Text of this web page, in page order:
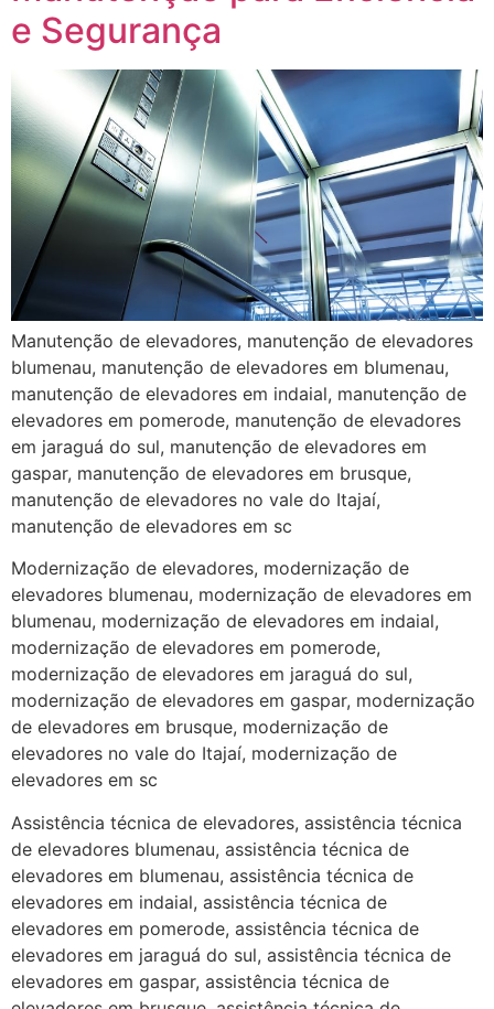
e Segurança
Manutenção de elevadores, manutenção de elevadores
blumenau, manutenção de elevadores em blumenau,
manutenção de elevadores em indaial, manutenção de
elevadores em pomerode, manutenção de elevadores
em jaraguá do sul, manutenção de elevadores em
gaspar, manutenção de elevadores em brusque,
manutenção de elevadores no vale do Itajaí,
manutenção de elevadores em sc
Modernização de elevadores, modernização de
elevadores blumenau, modernização de elevadores em
blumenau, modernização de elevadores em indaial,
modernização de elevadores em pomerode,
modernização de elevadores em jaraguá do sul,
modernização de elevadores em gaspar, modernização
de elevadores em brusque, modernização de
elevadores no vale do Itajaí, modernização de
elevadores em sc
Assistência técnica de elevadores, assistência técnica
de elevadores blumenau, assistência técnica de
elevadores em blumenau, assistência técnica de
elevadores em indaial, assistência técnica de
elevadores em pomerode, assistência técnica de
elevadores em jaraguá do sul, assistência técnica de
elevadores em gaspar, assistência técnica de